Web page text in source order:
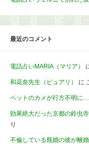
最近のコメント
電話占いMARIA（マリア）
和花奈先生（ピュアリ） に
ペットのカメが行方不明に
効果絶大だった京都の鈴虫
り
不倫している既婚の彼が離